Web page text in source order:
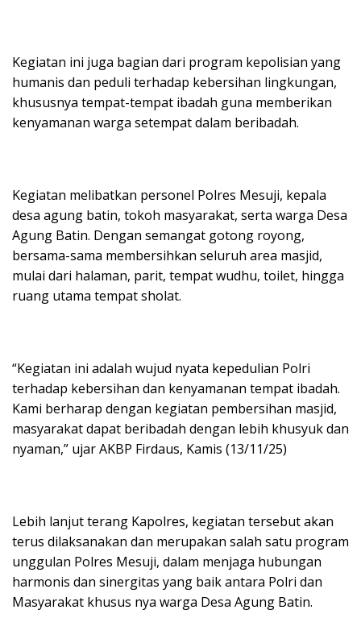
Kegiatan ini juga bagian dari program kepolisian yang
humanis dan peduli terhadap kebersihan lingkungan,
khususnya tempat-tempat ibadah guna memberikan
kenyamanan warga setempat dalam beribadah.
Kegiatan melibatkan personel Polres Mesuji, kepala
desa agung batin, tokoh masyarakat, serta warga Desa
Agung Batin. Dengan semangat gotong royong,
bersama-sama membersihkan seluruh area masjid,
mulai dari halaman, parit, tempat wudhu, toilet, hingga
ruang utama tempat sholat.
“Kegiatan ini adalah wujud nyata kepedulian Polri
terhadap kebersihan dan kenyamanan tempat ibadah.
Kami berharap dengan kegiatan pembersihan masjid,
masyarakat dapat beribadah dengan lebih khusyuk dan
nyaman,” ujar AKBP Firdaus, Kamis (13/11/25)
Lebih lanjut terang Kapolres, kegiatan tersebut akan
terus dilaksanakan dan merupakan salah satu program
unggulan Polres Mesuji, dalam menjaga hubungan
harmonis dan sinergitas yang baik antara Polri dan
Masyarakat khusus nya warga Desa Agung Batin.